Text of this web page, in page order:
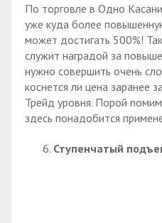
По торговле в Одно
уже куда более
может достигать 500%!
служит наградой за
нужно совершить очень
коснется ли цена заранее
Трейд уровня. Порой
здесь понадобится
Ступенчатый